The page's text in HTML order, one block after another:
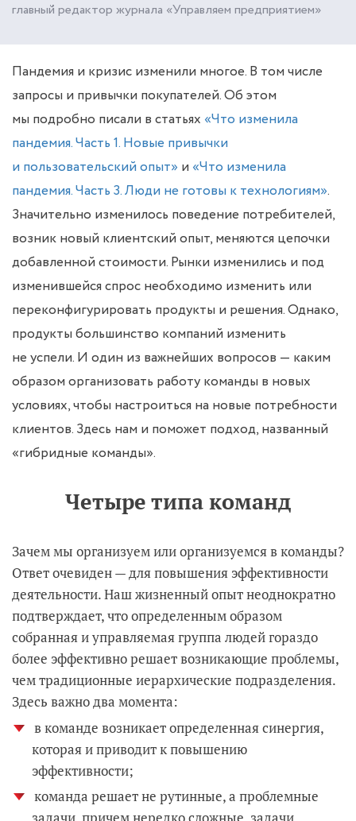
главный редактор журнала «Управляем предприятием»
Пандемия и кризис изменили многое. В том числе
запросы и привычки покупателей. Об этом
мы подробно писали в статьях «Что изменила
пандемия. Часть 1. Новые привычки
и пользовательский опыт» и «Что изменила
пандемия. Часть 3. Люди не готовы к технологиям».
Значительно изменилось поведение потребителей,
возник новый клиентский опыт, меняются цепочки
добавленной стоимости. Рынки изменились и под
изменившейся спрос необходимо изменить или
переконфигурировать продукты и решения. Однако,
продукты большинство компаний изменить
не успели. И один из важнейших вопросов — каким
образом организовать работу команды в новых
условиях, чтобы настроиться на новые потребности
клиентов. Здесь нам и поможет подход, названный
«гибридные команды».
Четыре типа команд
Зачем мы организуем или организуемся в команды?
Ответ очевиден — для повышения эффективности
деятельности. Наш жизненный опыт неоднократно
подтверждает, что определенным образом
собранная и управляемая группа людей гораздо
более эффективно решает возникающие проблемы,
чем традиционные иерархические подразделения.
Здесь важно два момента:
в команде возникает определенная синергия,
которая и приводит к повышению
эффективности;
команда решает не рутинные, а проблемные